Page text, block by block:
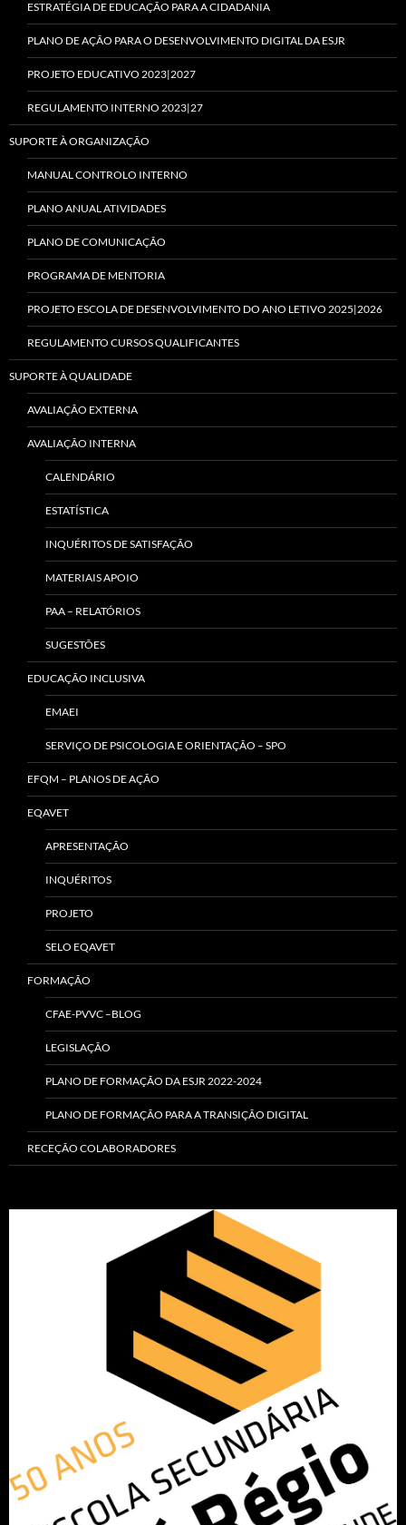
ESTRATÉGIA DE EDUCAÇÃO PARA A CIDADANIA
PLANO DE AÇÃO PARA O DESENVOLVIMENTO DIGITAL DA ESJR
PROJETO EDUCATIVO 2023|2027
REGULAMENTO INTERNO 2023|27
SUPORTE À ORGANIZAÇÃO
MANUAL CONTROLO INTERNO
PLANO ANUAL ATIVIDADES
PLANO DE COMUNICAÇÃO
PROGRAMA DE MENTORIA
PROJETO ESCOLA DE DESENVOLVIMENTO DO ANO LETIVO 2025|2026
REGULAMENTO CURSOS QUALIFICANTES
SUPORTE À QUALIDADE
AVALIAÇÃO EXTERNA
AVALIAÇÃO INTERNA
CALENDÁRIO
ESTATÍSTICA
INQUÉRITOS DE SATISFAÇÃO
MATERIAIS APOIO
PAA – RELATÓRIOS
SUGESTÕES
EDUCAÇÃO INCLUSIVA
EMAEI
SERVIÇO DE PSICOLOGIA E ORIENTAÇÃO – SPO
EFQM – PLANOS DE AÇÃO
EQAVET
APRESENTAÇÃO
INQUÉRITOS
PROJETO
SELO EQAVET
FORMAÇÃO
CFAE-PVVC –BLOG
LEGISLAÇÃO
PLANO DE FORMAÇÃO DA ESJR 2022-2024
PLANO DE FORMAÇÃO PARA A TRANSIÇÃO DIGITAL
RECEÇÃO COLABORADORES